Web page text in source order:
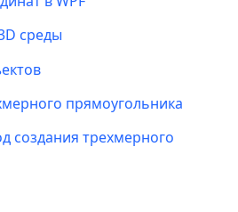
среды
прямоугольника
создания трехмерного